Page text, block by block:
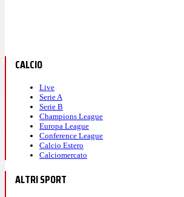
CALCIO
Live
Serie A
Serie B
Champions League
Europa League
Conference League
Calcio Estero
Calciomercato
ALTRI SPORT